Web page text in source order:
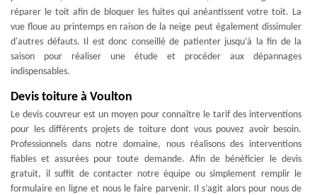
réparer le toit afin de bloquer les fuites qui anéantissent votre toit. La
vue floue au printemps en raison de la neige peut également dissimuler
d'autres défauts. Il est donc conseillé de patienter jusqu’à la fin de la
saison pour réaliser une étude et procéder aux dépannages
indispensables.
Devis toiture à Voulton
Le devis couvreur est un moyen pour connaître le tarif des interventions
pour les différents projets de toiture dont vous pouvez avoir besoin.
Professionnels dans notre domaine, nous réalisons des interventions
fiables et assurées pour toute demande. Afin de bénéficier le devis
gratuit, il suffit de contacter notre équipe ou simplement remplir le
formulaire en ligne et nous le faire parvenir. Il s’agit alors pour nous de